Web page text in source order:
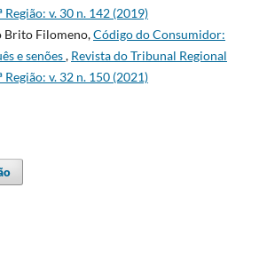
Região: v. 30 n. 142 (2019)
Brito Filomeno,Código do Consumidor:
e senões, Revista do Tribunal Regional
Região: v. 32 n. 150 (2021)